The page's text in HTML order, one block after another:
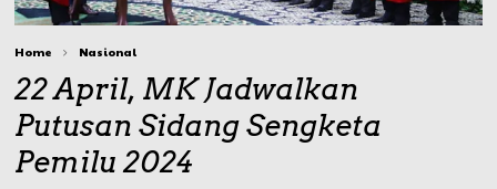
Home Nasional
22 April, MK Jadwalkan
Putusan Sidang Sengketa
Pemilu 2024